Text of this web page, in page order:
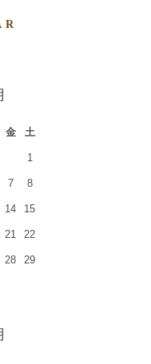
金 土
1
7 8
14 15
21 22
28 29